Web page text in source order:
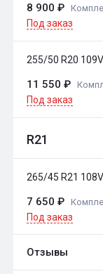
8 900 ₽
Под заказ
255/50 R20
11 550 ₽
Под заказ
R21
265/45 R21
7 650 ₽
Под заказ
Отзывы